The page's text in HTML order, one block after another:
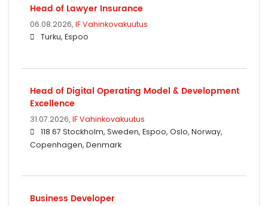
Head of Lawyer Insurance
06.08.2026, IF Vahinkovakuutus
Turku, Espoo
Head of Digital Operating Model & Development
Excellence
31.07.2026, IF Vahinkovakuutus
118 67 Stockholm, Sweden, Espoo, Oslo, Norway,
Copenhagen, Denmark
Business Developer